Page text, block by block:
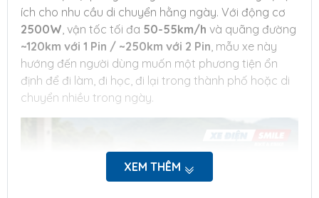
ích cho nhu cầu di chuyển hằng ngày. Với động cơ
2500W, vận tốc tối đa 50-55km/h và quãng đường
~120km với 1 Pin / ~250km với 2 Pin, mẫu xe này
hướng đến người dùng muốn một phương tiện ổn
định để đi làm, đi học, đi lại trong thành phố hoặc di
chuyển nhiều trong ngày.
XEM THÊM